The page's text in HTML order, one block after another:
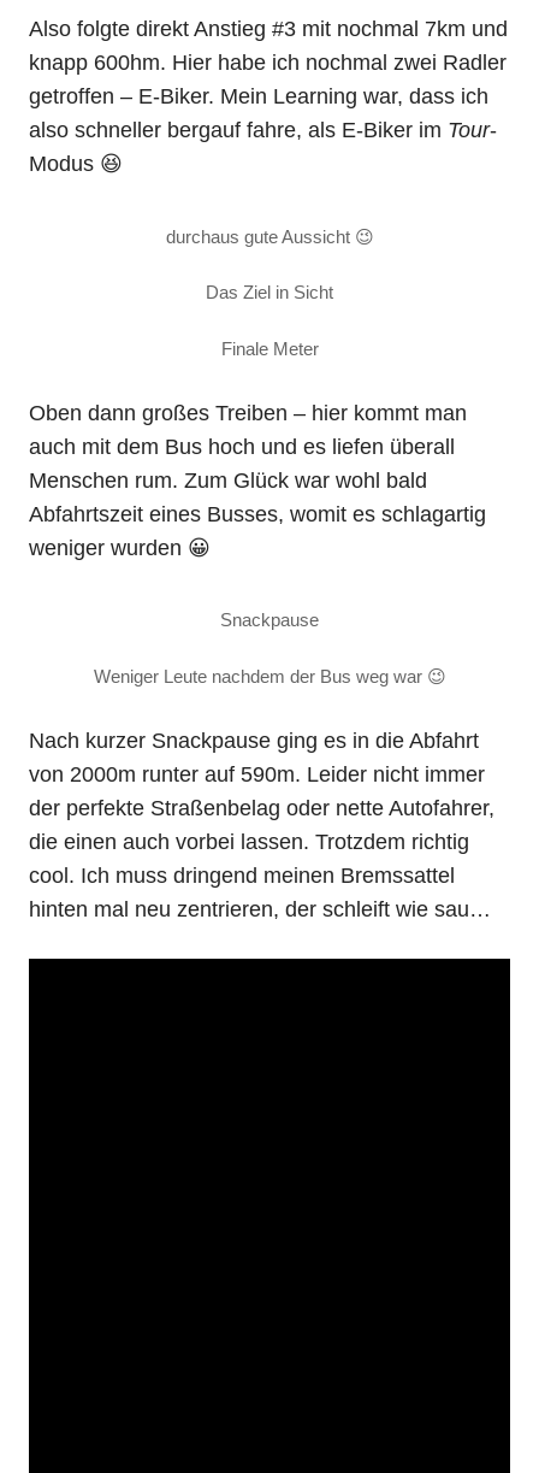
Also folgte direkt Anstieg #3 mit nochmal 7km und
knapp 600hm. Hier habe ich nochmal zwei Radler
getroffen – E-Biker. Mein Learning war, dass ich
also schneller bergauf fahre, als E-Biker im Tour-
Modus 😆
durchaus gute Aussicht 😉
Das Ziel in Sicht
Finale Meter
Oben dann großes Treiben – hier kommt man
auch mit dem Bus hoch und es liefen überall
Menschen rum. Zum Glück war wohl bald
Abfahrtszeit eines Busses, womit es schlagartig
weniger wurden 😀
Snackpause
Weniger Leute nachdem der Bus weg war 😉
Nach kurzer Snackpause ging es in die Abfahrt
von 2000m runter auf 590m. Leider nicht immer
der perfekte Straßenbelag oder nette Autofahrer,
die einen auch vorbei lassen. Trotzdem richtig
cool. Ich muss dringend meinen Bremssattel
hinten mal neu zentrieren, der schleift wie sau…